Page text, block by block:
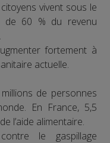
vivent sous le
de 60 % du revenu
fortement à
actuelle.
de personnes
En France, 5,5
l’aide alimentaire.
le gaspillage